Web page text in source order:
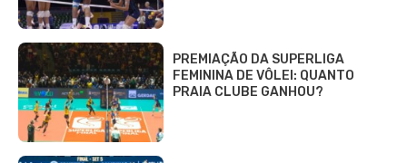
PREMIAÇÃO DA SUPERLIGA
FEMININA DE VÔLEI: QUANTO
PRAIA CLUBE GANHOU?